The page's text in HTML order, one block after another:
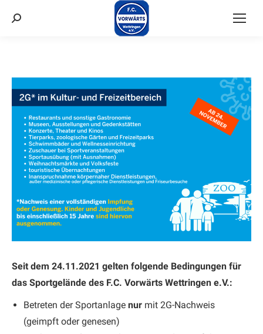
Suchen:
Seit dem 24.11.2021 gelten folgende Bedingungen für
das Sportgelände des F.C. Vorwärts Wettringen e.V.:
Betreten der Sportanlage nur mit 2G-Nachweis
(geimpft oder genesen)